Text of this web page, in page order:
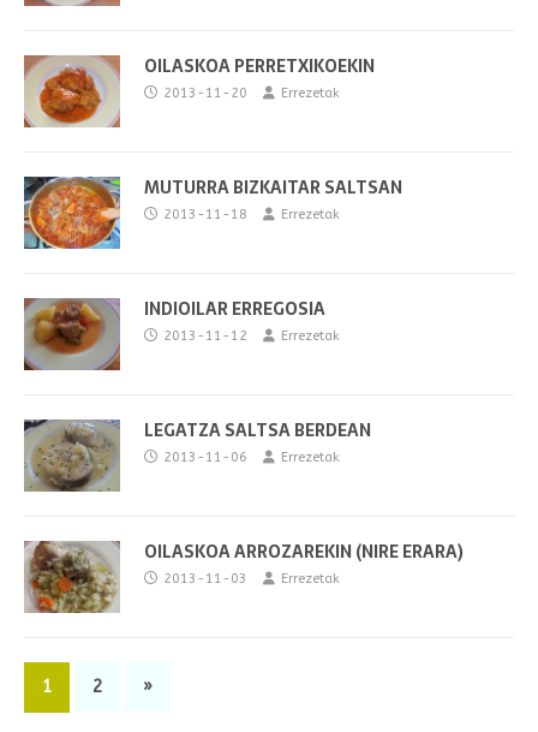
OILASKOA PERRETXIKOEKIN
2013-11-20 Errezetak
MUTURRA BIZKAITAR SALTSAN
2013-11-18 Errezetak
INDIOILAR ERREGOSIA
2013-11-12 Errezetak
LEGATZA SALTSA BERDEAN
2013-11-06 Errezetak
OILASKOA ARROZAREKIN (NIRE ERARA)
2013-11-03 Errezetak
1 2 »